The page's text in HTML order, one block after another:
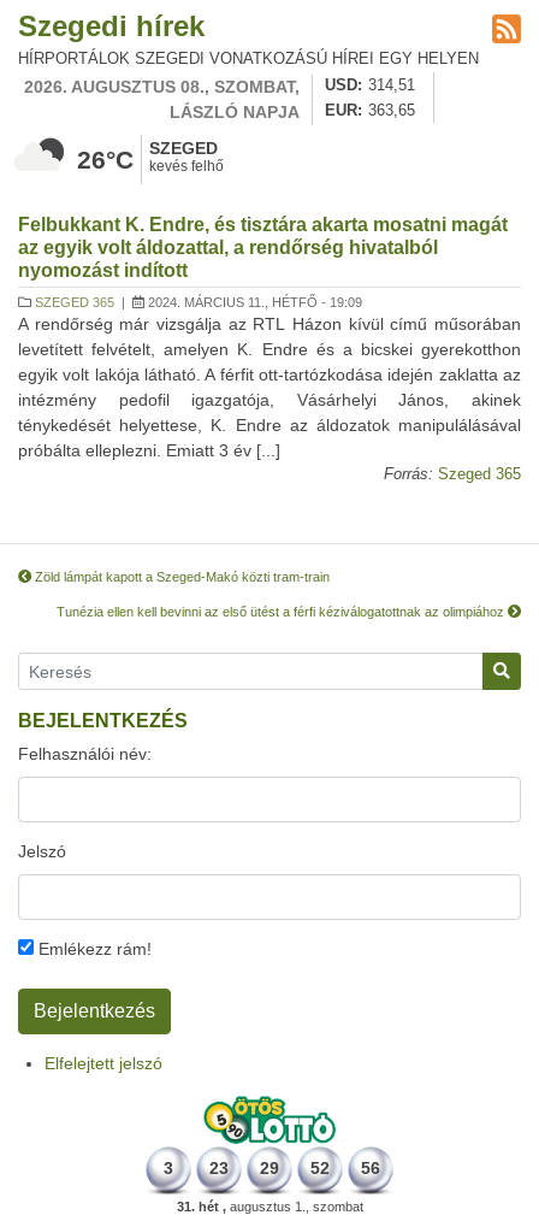
Szegedi hírek
HÍRPORTÁLOK SZEGEDI VONATKOZÁSÚ HÍREI EGY HELYEN
2026. AUGUSZTUS 08., SZOMBAT,
LÁSZLÓ NAPJA
USD
314,51
EUR
363,65
26°C SZEGED
kevés felhő
Felbukkant K. Endre, és tisztára akarta mosatni magát
az egyik volt áldozattal, a rendőrség hivatalból
nyomozást indított
SZEGED 365 | 2024. MÁRCIUS 11., HÉTFŐ - 19:09
A rendőrség már vizsgálja az RTL Házon kívül című műsorában
levetített felvételt, amelyen K. Endre és a bicskei gyerekotthon
egyik volt lakója látható. A férfit ott-tartózkodása idején zaklatta az
intézmény pedofil igazgatója, Vásárhelyi János, akinek
ténykedését helyettese, K. Endre az áldozatok manipulálásával
próbálta elleplezni. Emiatt 3 év [...]
Forrás: Szeged 365
Zöld lámpát kapott a Szeged-Makó közti tram-train
Tunézia ellen kell bevinni az első ütést a férfi kéziválogatottnak az olimpiához
BEJELENTKEZÉS
Felhasználói név:
Jelszó
Emlékezz rám!
Elfelejtett jelszó
3 23 29 52 56
31. hét ,augusztus 1., szombat